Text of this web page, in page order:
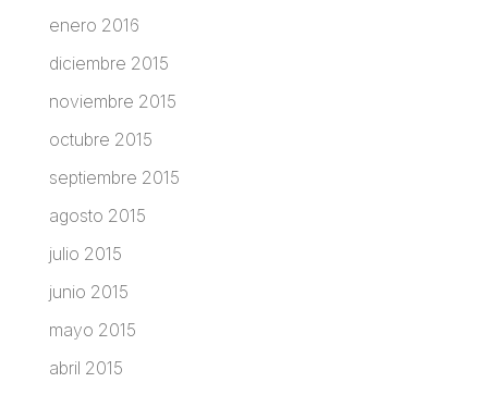
enero 2016
diciembre 2015
noviembre 2015
octubre 2015
septiembre 2015
agosto 2015
julio 2015
junio 2015
mayo 2015
abril 2015